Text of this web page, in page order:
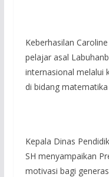
Keberhasilan
pelajar asal
internasional melalui
di bidang
Kepala Dinas
SH menyampaikan
motivasi bagi